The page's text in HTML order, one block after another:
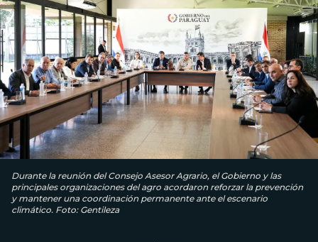
Durante la reunión del Consejo Asesor Agrario, el Gobierno y las
principales organizaciones del agro acordaron reforzar la prevención
y mantener una coordinación permanente ante el escenario
climático. Foto: Gentileza